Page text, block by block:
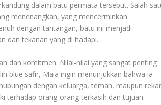
dalam batu permata tersebut. Salah
menenangkan, yang mencerminkan
dengan tantangan, batu ini menjadi
dan tekanan yang di hadapi.
dan komitmen. Nilai-nilai yang sangat penting
blue safir, Maia ingin menunjukkan bahwa ia
dengan keluarga, teman, maupun
terhadap orang-orang terkasih dan tujuan